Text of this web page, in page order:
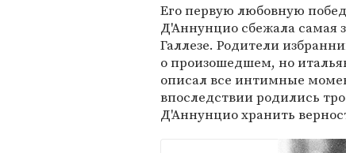
Его первую любовную
Д'Аннунцио сбежала самая
Галлезе. Родители
о произошедшем, но
описал все интимные
впоследствии родились
Д'Аннунцио хранить